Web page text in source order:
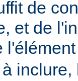
de
et de